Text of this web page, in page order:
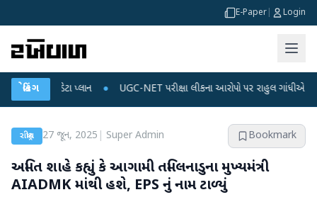
E-Paper Login
બ્રેકિંગ
ડેટા પ્લાન ● UGC-NET પરીક્ષા લીકના આરોપો પર રાહુલ ગાંધીએ કેન્દ્ર પર પ્રહાર
રાષ્ટ્રીય 27 જૂન, 2025 Super Admin Bookmark
અમિત શાહે કહ્યું કે આગામી તમિલનાડુના મુખ્યમંત્રી
AIADMK માંથી હશે, EPS નું નામ ટાળ્યું